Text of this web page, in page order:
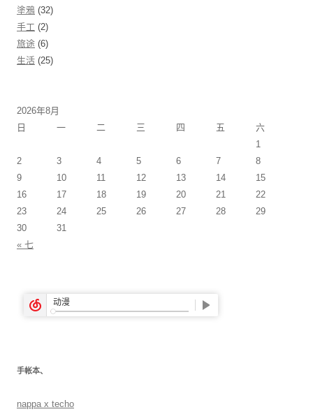
塗鴉 (32)
手工 (2)
旅途 (6)
生活 (25)
2026年8月
日
一 二 三 四 五 六
« 七
1
2
3 4 5 6 7
8
9
10 11 12 13 14
15
16
17 18 19 20 21
22
23
24 25 26 27 28
29
30
31
手帐本、
nappa x techo